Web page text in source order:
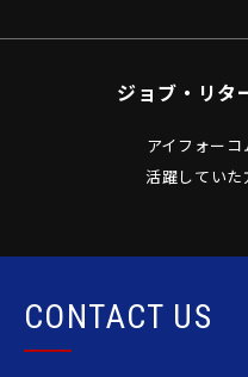
ジョブ・リタ
アイフォー
活躍していた
CONTACT US